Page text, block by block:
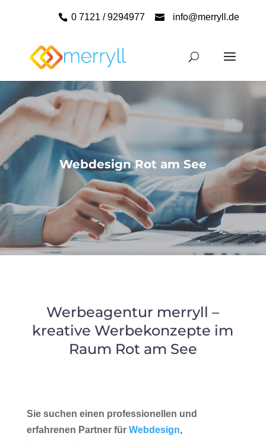
0 7121 / 9294977 info@merryll.de
Webdesign Rot am See
Werbeagentur merryll –
kreative Werbekonzepte im
Raum Rot am See
Sie suchen einen professionellen und
erfahrenen Partner für Webdesign,